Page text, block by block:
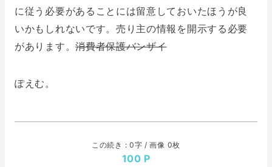
に従う必要があることには留意しておいたほうが良
いかもしれないです。売り主の情報を開示する必要
があります。消費者保護バンザイ
ぽえむ。
この続き : 0字 / 画像 0枚
100